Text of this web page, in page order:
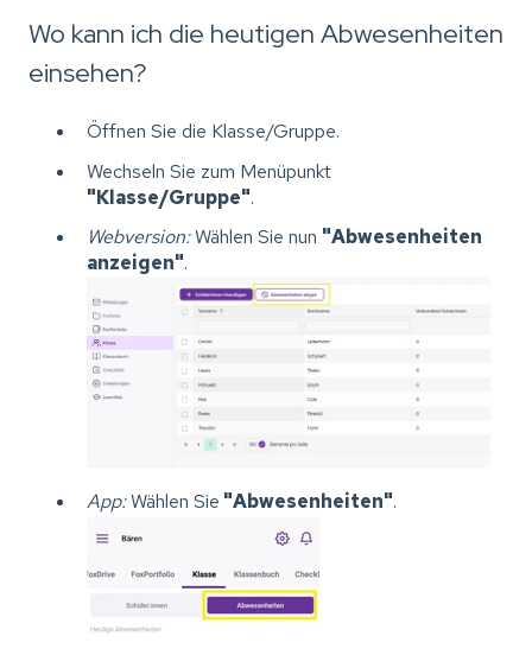
Wo kann ich die heutigen Abwesenheiten
einsehen?
Öffnen Sie die Klasse/Gruppe.
Wechseln Sie zum Menüpunkt
"Klasse/Gruppe".
Webversion:Wählen Sie nun "Abwesenheiten
anzeigen".
App:Wählen Sie "Abwesenheiten".